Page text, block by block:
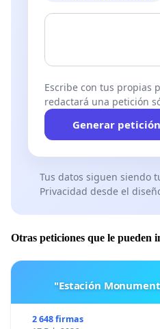
Escribe con tus propias
redactará una petición
Generar petición
Tus datos siguen siendo
Privacidad desde el
Otras peticiones que le pueden
"Estación
2 648 firmas